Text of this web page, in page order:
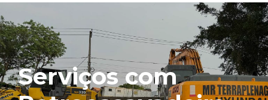
Serviços com